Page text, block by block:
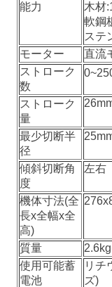
能力
木材
軟鋼
ステ
モーター
直流
ストローク
数
ストローク
量
最少切断半
径
傾斜切断角
度
左右
機体寸法(全
長x全幅x全
高)
質量
使用可能蓄
電池
リチ
ズ)